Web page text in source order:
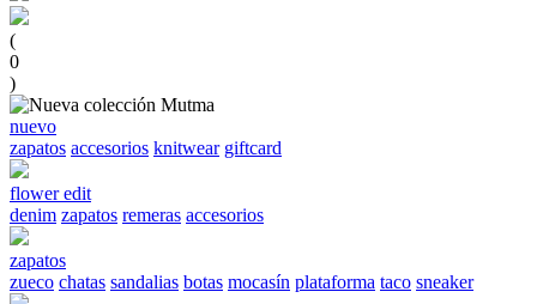
(
0
)
nuevo
zapatos accesorios knitwear giftcard
flower edit
denim zapatos remeras accesorios
zapatos
zueco chatas sandalias botas mocasín plataforma taco sneaker